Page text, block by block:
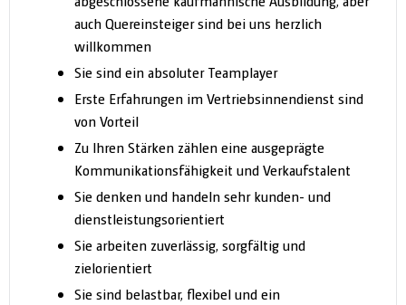
auch Quereinsteiger sind bei uns herzlich
willkommen
Sie sind ein absoluter Teamplayer
Erste Erfahrungen im Vertriebsinnendienst sind
von Vorteil
Zu Ihren Stärken zählen eine ausgeprägte
Kommunikationsfähigkeit und Verkaufstalent
Sie denken und handeln sehr kunden- und
dienstleistungsorientiert
Sie arbeiten zuverlässig, sorgfältig und
zielorientiert
Sie sind belastbar, flexibel und ein